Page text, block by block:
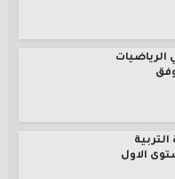
الرياضيات
الاول